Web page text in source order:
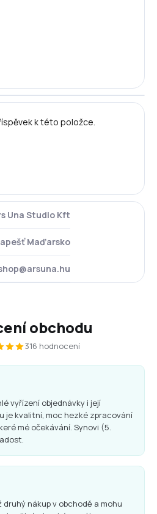
k této položce.
Una Studio Kft
Maďarsko
obchodu
316 hodnocení
vyřízení objednávky i její
je kvalitní, moc hezké zpracování
mé očekávání. Synovi (5.
nákup v obchodě a mohu